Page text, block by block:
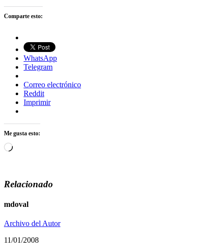
Comparte esto:
WhatsApp
Telegram
Correo electrónico
Reddit
Imprimir
Me gusta esto:
Cargando...
Relacionado
mdoval
Archivo del Autor
11/01/2008